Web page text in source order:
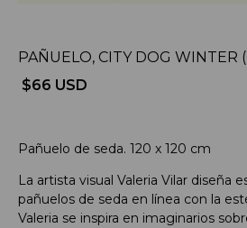
PAÑUELO, CITY DOG WINTER
$66 USD
Pañuelo de seda. 120 x 120 cm
La artista visual Valeria Vilar diseña
pañuelos de seda en línea con la
Valeria se inspira en imaginarios